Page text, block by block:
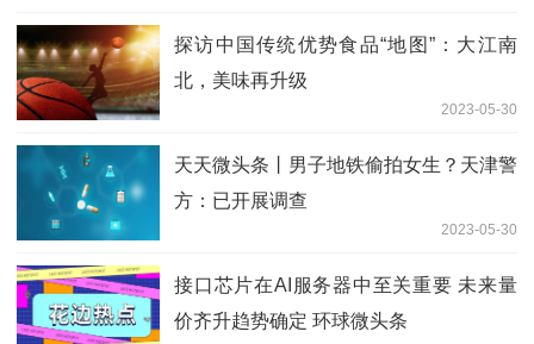
探访中国传统优势食品“地图”：大江南
北，美味再升级
2023-05-30
天天微头条丨男子地铁偷拍女生？天津警
方：已开展调查
2023-05-30
接口芯片在AI服务器中至关重要 未来量
价齐升趋势确定 环球微头条